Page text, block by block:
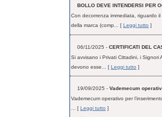
BOLLO DEVE INTENDERSI PER
Con decorrenza immediata, riguardo
della marca (comp... [ Leggi tutto ]
06/11/2025 - CERTIFICATI DEL
Si avvisano i Privati Cittadini, i Signori
devono esse... [ Leggi tutto ]
19/09/2025 - Vademecum
Vademecum operativo per
... [ Leggi tutto ]